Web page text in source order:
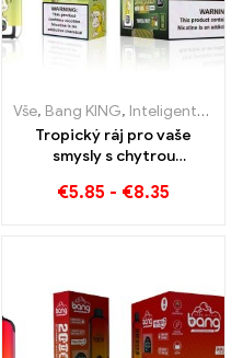
,Jednorázová e-cigareta s
Vše, Bang KING, Inteligentní obrazovka Bang King 15000 Puff
Tropický ráj pro vaše
smysly s chytrou
Bang King 15000 Puff
€5.85 - €8.35